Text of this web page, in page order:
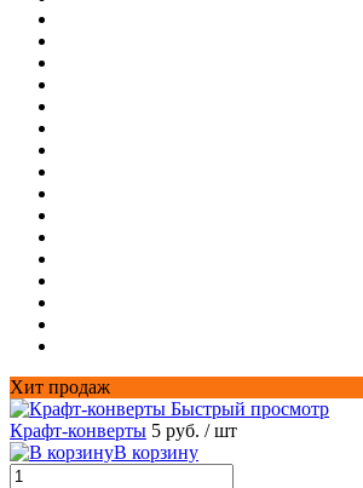
Хит продаж
Быстрый просмотр
Крафт-конверты 5 руб. / шт
В корзину